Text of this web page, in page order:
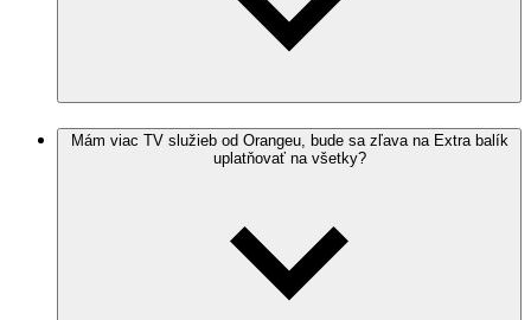
Mám viac TV služieb od Orangeu, bude sa zľava na Extra balík
uplatňovať na všetky?